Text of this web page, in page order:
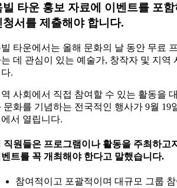
빌 타운 홍보 자료에 이벤트를 포
청서를 제출해야 합니다.
타운에서는 올해 문화의 날 동안 무료
데 관심이 있는 예술가, 창작자 및 지역
.
사회에서 직접 참여할 수 있는 활동을
문화를 기념하는 전국적인 행사가 9월 19
서 열립니다.
직원들은 프로그램이나 활동을 주최하고
트를 꼭 개최해야 한다고 말했습니다.
참여적이고 포괄적이며 대규모 그룹